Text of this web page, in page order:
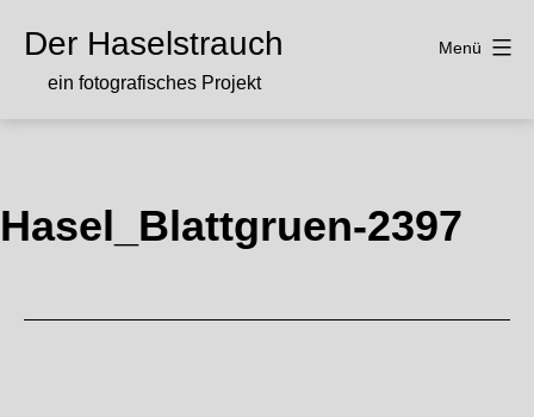
InhaltDer Haselstrauch
ein fotografisches Projekt
Menü
Hasel_Blattgruen-2397